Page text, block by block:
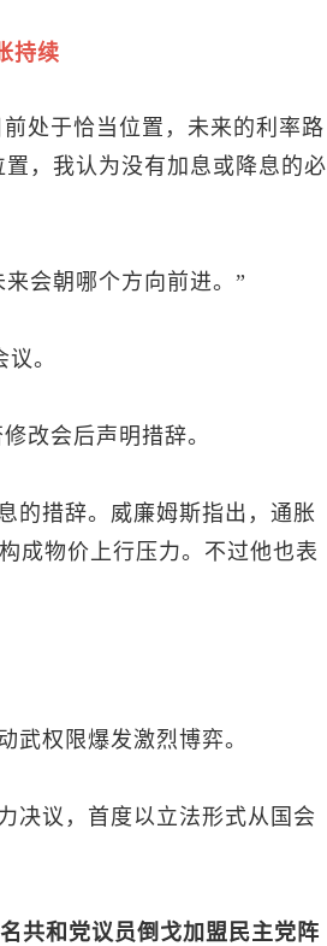
持续
处于恰当位置，未来的利率路
，我认为没有加息或降息的必
会朝哪个方向前进。”
。
改会后声明措辞。
的措辞。威廉姆斯指出，通胀
成物价上行压力。不过他也表
武权限爆发激烈博弈。
决议，首度以立法形式从国会
共和党议员倒戈加盟民主党阵